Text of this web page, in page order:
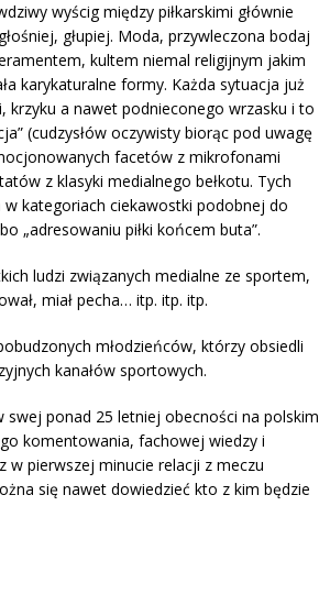
wyścig między piłkarskimi głównie
głupiej. Moda, przywleczona bodaj
kultem niemal religijnym jakim
karykaturalne formy. Każda sytuacja już
krzyku a nawet podnieconego wrzasku i to
(cudzysłów oczywisty biorąc pod uwagę
facetów z mikrofonami
z klasyki medialnego bełkotu. Tych
kategoriach ciekawostki podobnej do
„adresowaniu piłki końcem buta”.
ludzi związanych medialne ze sportem,
miał pecha… itp. itp. itp.
młodzieńców, którzy obsiedli
kanałów sportowych.
swej ponad 25 letniej obecności na polskim
komentowania, fachowej wiedzy i
pierwszej minucie relacji z meczu
się nawet dowiedzieć kto z kim będzie